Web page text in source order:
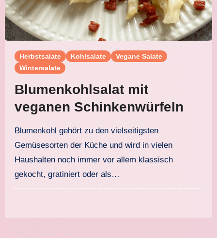
Herbstsalate Kohlsalate
Vegane Salate
Wintersalate
Blumenkohlsalat mit
veganen Schinkenwürfeln
Blumenkohl gehört zu den vielseitigsten
Gemüsesorten der Küche und wird in vielen
Haushalten noch immer vor allem klassisch
gekocht, gratiniert oder als…